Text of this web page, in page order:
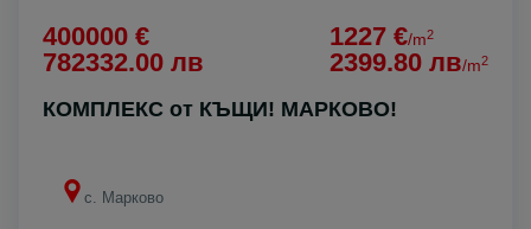
400000 €
782332.00 лв
1227 €/m2
2399.80 лв/m2
КОМПЛЕКС от КЪЩИ! МАРКОВО!
с. Марково